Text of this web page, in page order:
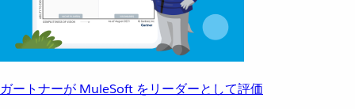
ガートナーが MuleSoft をリーダーとして評価